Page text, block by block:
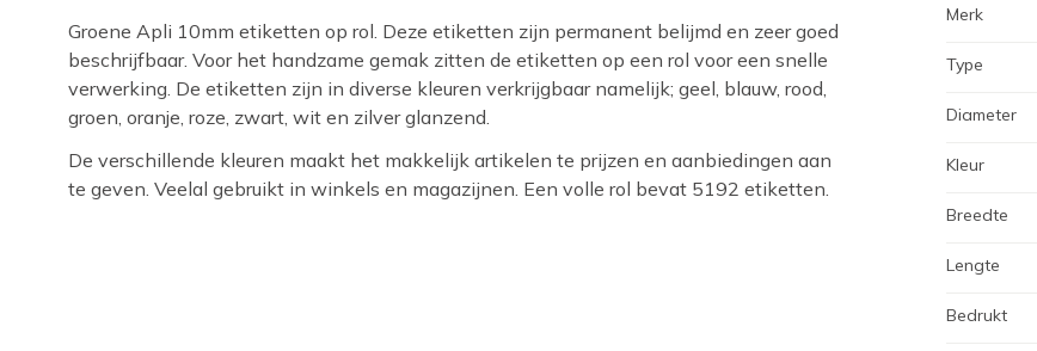
Groene Apli 10mm etiketten op rol. Deze etiketten zijn permanent belijmd en zeer goed
beschrijfbaar. Voor het handzame gemak zitten de etiketten op een rol voor een snelle
verwerking. De etiketten zijn in diverse kleuren verkrijgbaar namelijk; geel, blauw, rood,
groen, oranje, roze, zwart, wit en zilver glanzend.
De verschillende kleuren maakt het makkelijk artikelen te prijzen en aanbiedingen aan
te geven. Veelal gebruikt in winkels en magazijnen. Een volle rol bevat 5192 etiketten.
Merk
Type
Diameter
Kleur
Breedte
Lengte
Bedrukt